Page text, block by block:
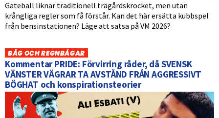
Gateball liknar traditionell trägårdskrocket, men utan
krångliga regler som få förstår. Kan det här ersätta kubbspel
från bensinstationen? Läge att satsa på VM 2026?
BÅG OCH REGNBÅGAR
Kommentar PRIDE: Förvirring råder, då SVENSK
VÄNSTER VÄGRAR TA AVSTÅND FRÅN AGGRESSIVT
BÖGHAT och konspirationsteorier